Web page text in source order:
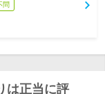
問
は正当に評